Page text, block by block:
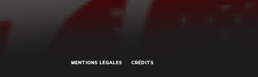
MENTIONS LÉGALES CRÉDITS